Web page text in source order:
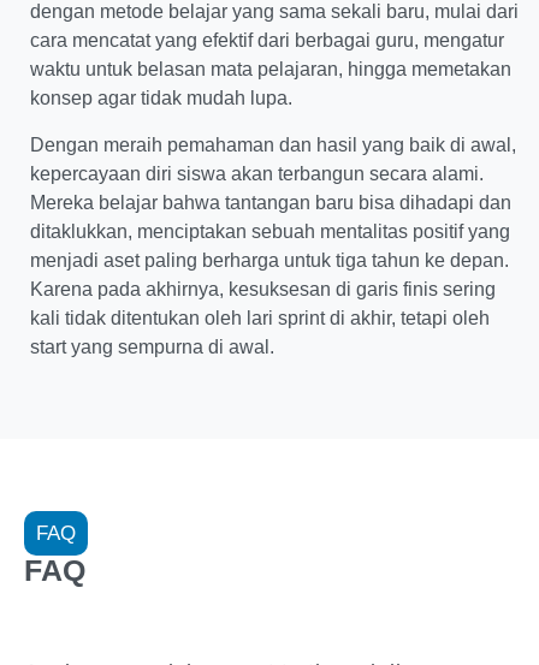
dengan metode belajar yang sama sekali baru, mulai dari
cara mencatat yang efektif dari berbagai guru, mengatur
waktu untuk belasan mata pelajaran, hingga memetakan
konsep agar tidak mudah lupa.
Dengan meraih pemahaman dan hasil yang baik di awal,
kepercayaan diri siswa akan terbangun secara alami.
Mereka belajar bahwa tantangan baru bisa dihadapi dan
ditaklukkan, menciptakan sebuah mentalitas positif yang
menjadi aset paling berharga untuk tiga tahun ke depan.
Karena pada akhirnya, kesuksesan di garis finis sering
kali tidak ditentukan oleh lari sprint di akhir, tetapi oleh
start yang sempurna di awal.
FAQ
FAQ